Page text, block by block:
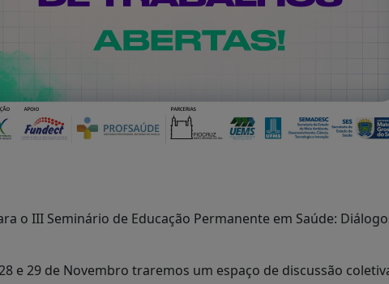
o III Seminário de Educação Permanente em Saúde:
e 29 de Novembro traremos um espaço de discussão